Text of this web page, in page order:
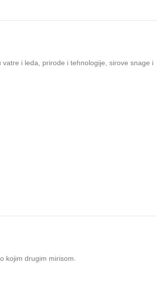
i leda, prirode i tehnologije, sirove snage i
kojim drugim mirisom.